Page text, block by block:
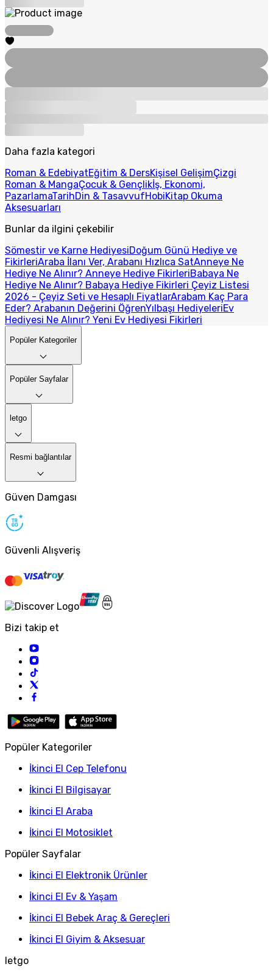
Daha fazla kategori
Roman & EdebiyatEğitim & DersKişisel GelişimÇizgi
Roman & MangaÇocuk & Gençlikİş, Ekonomi,
PazarlamaTarihDin & TasavvufHobiKitap Okuma
Aksesuarları
Bunlar da ilgini çekebilir
Sömestir ve Karne HediyesiDoğum Günü Hediye ve
FikirleriAraba İlanı Ver, Arabanı Hızlıca SatAnneye Ne
Hediye Ne Alınır? Anneye Hediye FikirleriBabaya Ne
Hediye Ne Alınır? Babaya Hediye Fikirleri Çeyiz Listesi
2026 - Çeyiz Seti ve Hesaplı FiyatlarArabam Kaç Para
Eder? Arabanın Değerini ÖğrenYılbaşı HediyeleriEv
Hediyesi Ne Alınır? Yeni Ev Hediyesi Fikirleri
Popüler Kategoriler
Popüler Sayfalar
letgo
Resmi bağlantılar
Güven Damgası
Güvenli Alışveriş
Bizi takip et
Popüler Kategoriler
İkinci El Cep Telefonu
İkinci El Bilgisayar
İkinci El Araba
İkinci El Motosiklet
Popüler Sayfalar
İkinci El Elektronik Ürünler
İkinci El Ev & Yaşam
İkinci El Bebek Araç & Gereçleri
İkinci El Giyim & Aksesuar
letgo